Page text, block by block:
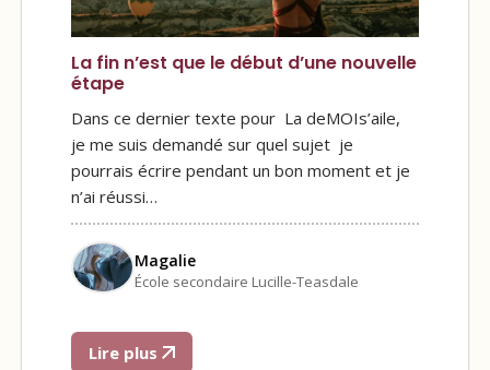
La fin n’est que le début d’une nouvelle
étape
Dans ce dernier texte pour La deMOIs’aile,
je me suis demandé sur quel sujet je
pourrais écrire pendant un bon moment et je
n’ai réussi…
Magalie
École secondaire Lucille-Teasdale
Lire plus